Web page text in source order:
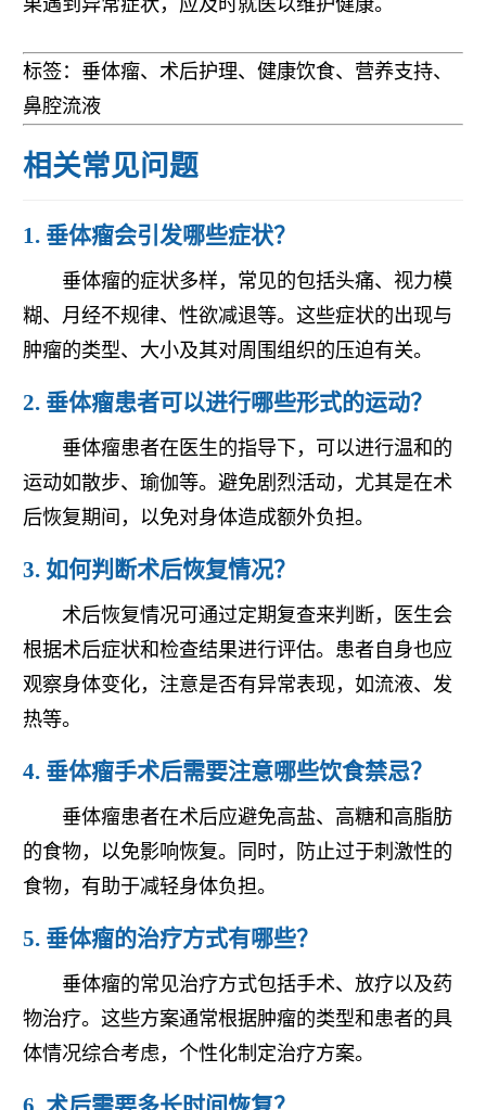
标签：垂体瘤、术后护理、健康饮食、营养支持、
鼻腔流液
相关常见问题
1. 垂体瘤会引发哪些症状？
垂体瘤的症状多样，常见的包括头痛、视力模
糊、月经不规律、性欲减退等。这些症状的出现与
肿瘤的类型、大小及其对周围组织的压迫有关。
2. 垂体瘤患者可以进行哪些形式的运动？
垂体瘤患者在医生的指导下，可以进行温和的
运动如散步、瑜伽等。避免剧烈活动，尤其是在术
后恢复期间，以免对身体造成额外负担。
3. 如何判断术后恢复情况？
术后恢复情况可通过定期复查来判断，医生会
根据术后症状和检查结果进行评估。患者自身也应
观察身体变化，注意是否有异常表现，如流液、发
热等。
4. 垂体瘤手术后需要注意哪些饮食禁忌？
垂体瘤患者在术后应避免高盐、高糖和高脂肪
的食物，以免影响恢复。同时，防止过于刺激性的
食物，有助于减轻身体负担。
5. 垂体瘤的治疗方式有哪些？
垂体瘤的常见治疗方式包括手术、放疗以及药
物治疗。这些方案通常根据肿瘤的类型和患者的具
体情况综合考虑，个性化制定治疗方案。